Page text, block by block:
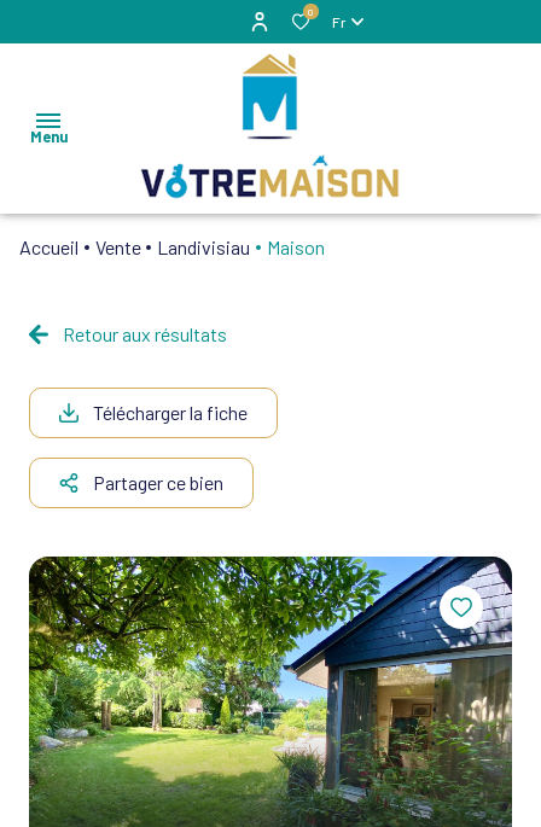
0
Fr
Menu
Maisons
Appartement
Fonds De
Locaux
Professionnels
LOCATIONS
ALERTE
MAIL
NOTRE
CONTACT
Accueil Vente Landivisiau Maison
Retour aux résultats
Télécharger la fiche
Partager ce bien